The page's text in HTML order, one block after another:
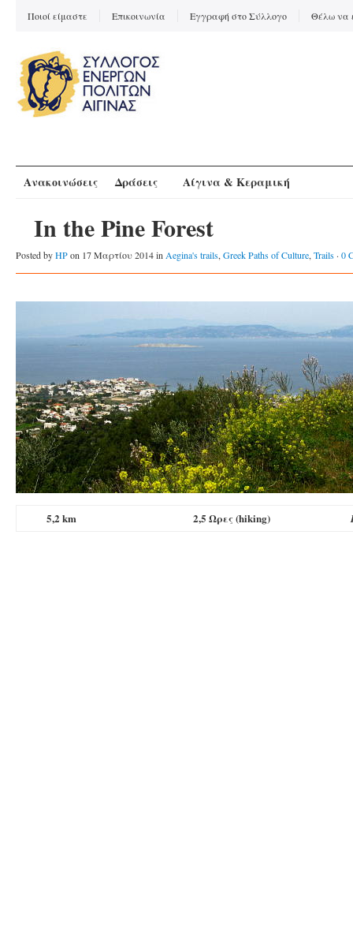
Ποιοί είμαστε Επικοινωνία Εγγραφή στο Σύλλογο Θέλω να
Ανακοινώσεις Δράσεις Αίγινα & Κεραμική
In the Pine Forest
Posted byHPon 17 Μαρτίου 2014 in Aegina's trails, Greek Paths of Culture, Trails · 0
5,2 km 2,5 Ωρες (hiking)